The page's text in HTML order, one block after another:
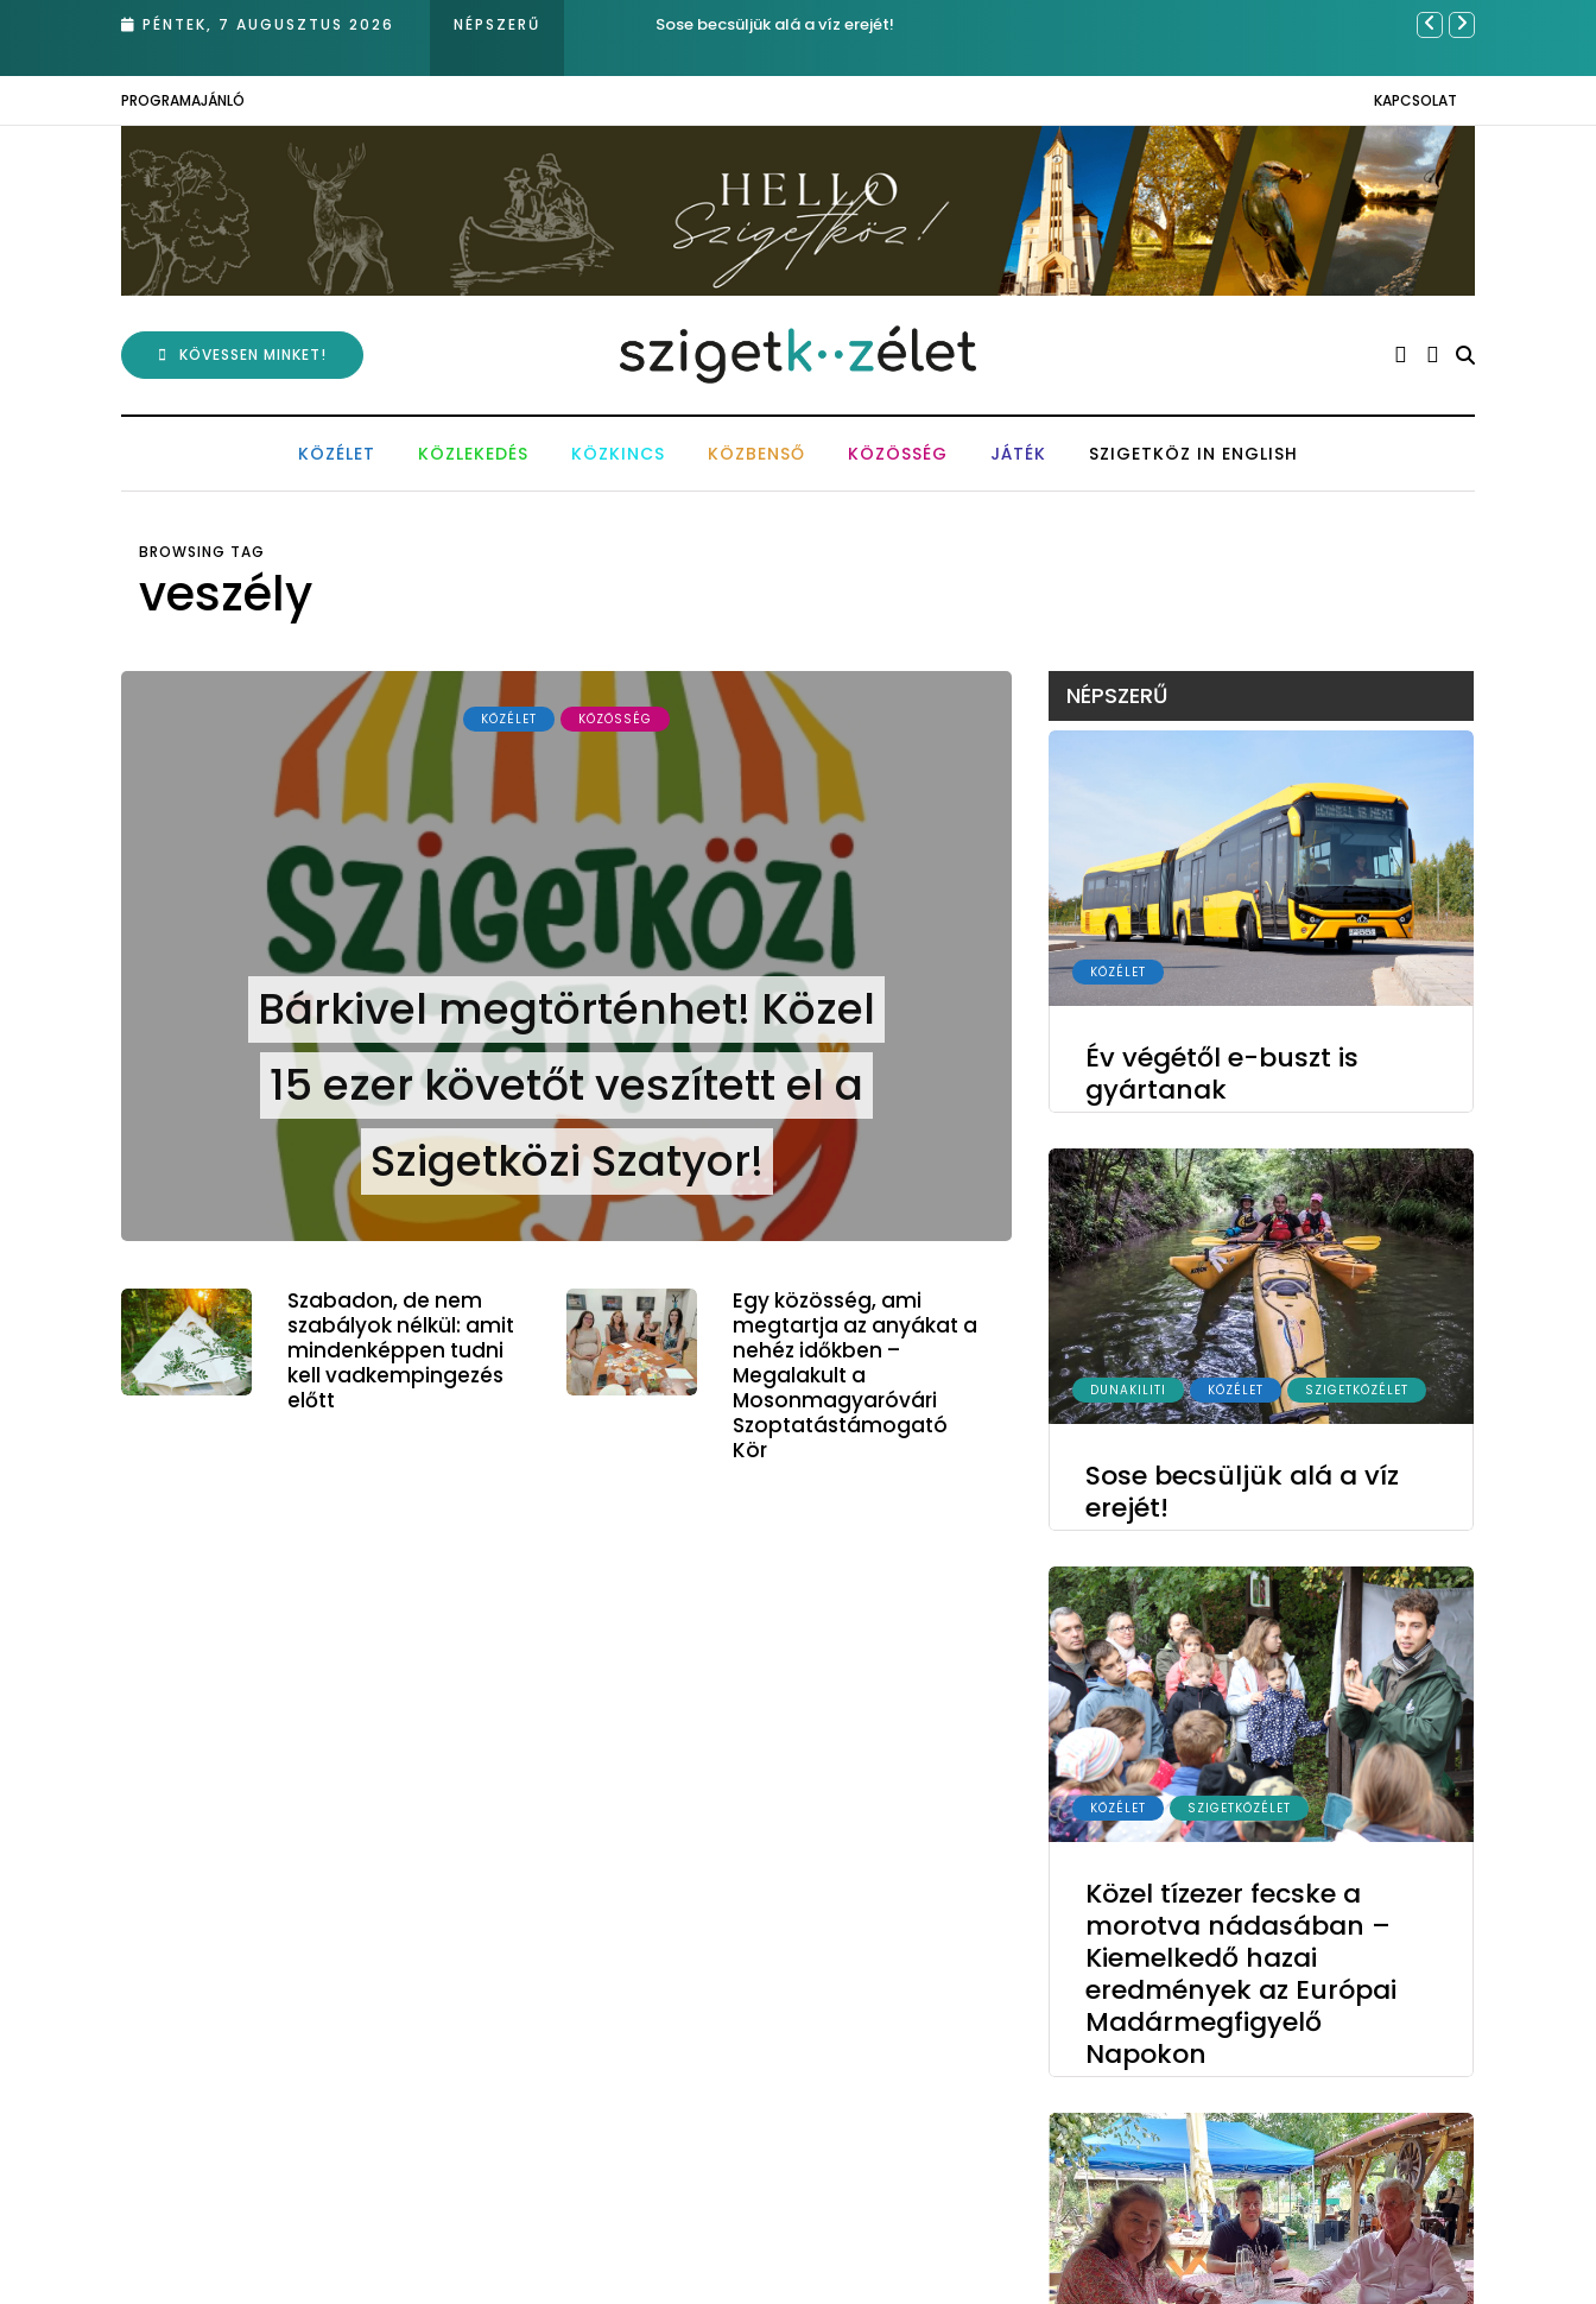
PÉNTEK, 7 AUGUSZTUS 2026 NÉPSZERŰ Sose becsüljük alá a víz erejét!
Közel tízezer
PROGRAMAJÁNLÓ KAPCSOLAT
KÖVESSEN MINKET!
KÖZÉLET KÖZLEKEDÉS KÖZKINCS KÖZBENSŐ KÖZÖSSÉG JÁTÉK SZIGETKÖZ IN ENGLISH
BROWSING TAG
veszély
KÖZÉLET KÖZÖSSÉG
Bárkivel megtörténhet! Közel
15 ezer követőt veszített el a
Szigetközi Szatyor!
Szabadon, de nem
szabályok nélkül: amit
mindenképpen tudni
kell vadkempingezés
előtt
Egy közösség, ami
megtartja az anyákat a
nehéz időkben –
Megalakult a
Mosonmagyaróvári
Szoptatástámogató
Kör
NÉPSZERŰ
KÖZÉLET
Év végétől e-buszt is
gyártanak
DUNAKILITI KÖZÉLET SZIGETKÖZÉLET
Sose becsüljük alá a víz
erejét!
KÖZÉLET SZIGETKÖZÉLET
Közel tízezer fecske a
morotva nádasában –
Kiemelkedő hazai
eredmények az Európai
Madármegfigyelő
Napokon